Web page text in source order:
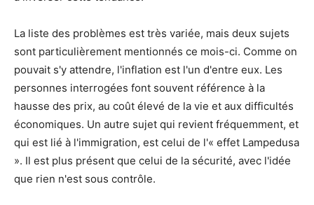
La liste des problèmes est très variée, mais deux sujets
sont particulièrement mentionnés ce mois-ci. Comme on
pouvait s'y attendre, l'inflation est l'un d'entre eux. Les
personnes interrogées font souvent référence à la
hausse des prix, au coût élevé de la vie et aux difficultés
économiques. Un autre sujet qui revient fréquemment, et
qui est lié à l'immigration, est celui de l'« effet Lampedusa
». Il est plus présent que celui de la sécurité, avec l'idée
que rien n'est sous contrôle.